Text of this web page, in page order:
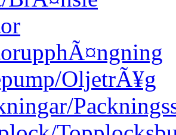
OljetrÃ¥g